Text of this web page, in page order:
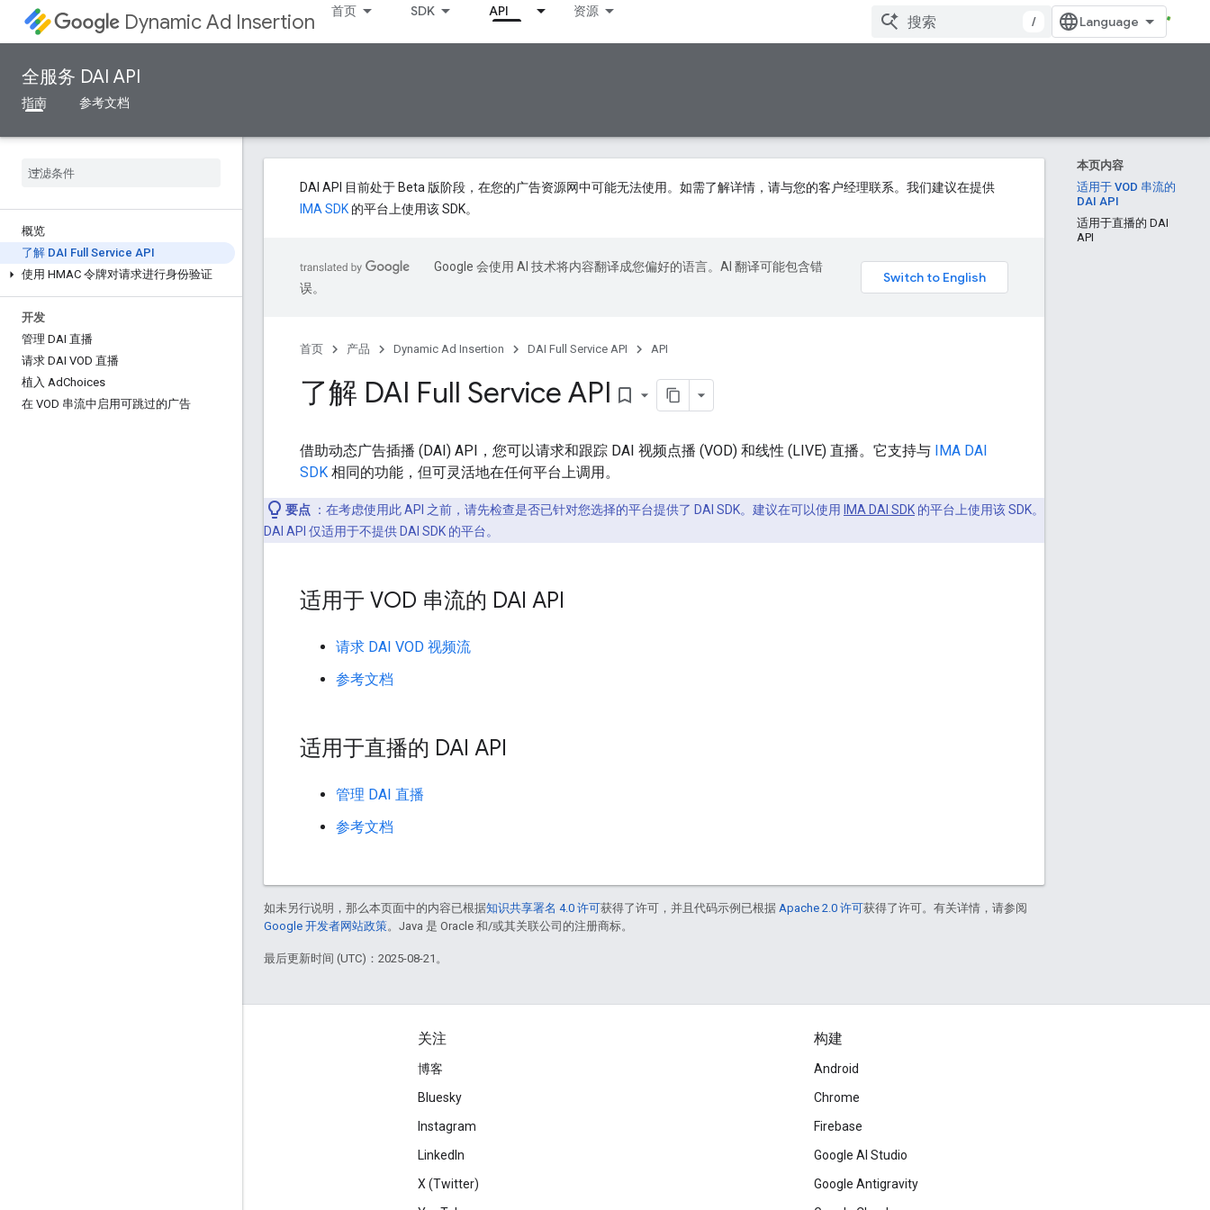
Dynamic Ad Insertion 首页 SDK API 资源
/
全服务 DAI API
指南 参考文档
概览
了解 DAI Full Service API
使用 HMAC 令牌对请求进行身份验证
开发
管理 DAI 直播
请求 DAI VOD 直播
植入 AdChoices
在 VOD 串流中启用可跳过的广告
本页内容
适用于 VOD 串流的
DAI API
适用于直播的 DAI
API
DAI API 目前处于 Beta 版阶段，在您的广告资源网中可能无法使用。如需了解详情，请与您的客户经理联系。我们建议在提供
IMA SDK 的平台上使用该 SDK。
Google 会使用 AI 技术将内容翻译成您偏好的语言。AI 翻译可能包含错
误。
首页 产品 Dynamic Ad Insertion DAI Full Service API API
了解 DAI Full Service API bookmark_border
借助动态广告插播 (DAI) API，您可以请求和跟踪 DAI 视频点播 (VOD) 和线性 (LIVE) 直播。它支持与 IMA DAI
SDK 相同的功能，但可灵活地在任何平台上调用。
要点 ：在考虑使用此 API 之前，请先检查是否已针对您选择的平台提供了 DAI SDK。建议在可以使用 IMA DAI SDK 的平台上使用该 SDK。
DAI API 仅适用于不提供 DAI SDK 的平台。
适用于 VOD 串流的 DAI API
请求 DAI VOD 视频流
参考文档
适用于直播的 DAI API
管理 DAI 直播
参考文档
如未另行说明，那么本页面中的内容已根据知识共享署名 4.0 许可获得了许可，并且代码示例已根据 Apache 2.0 许可获得了许可。有关详情，请参阅
Google 开发者网站政策。Java 是 Oracle 和/或其关联公司的注册商标。
最后更新时间 (UTC)：2025-08-21。
关注
博客
Bluesky
Instagram
LinkedIn
X (Twitter)
构建
Android
Chrome
Firebase
Google AI Studio
Google Antigravity